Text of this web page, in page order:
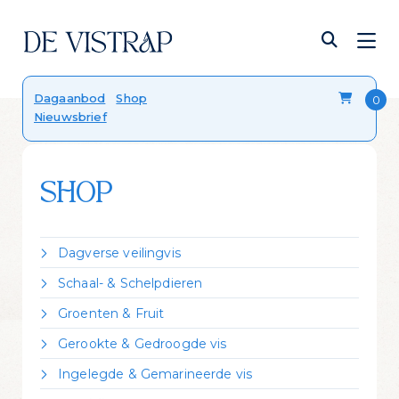
Verser dan vers
Onze viskalender
Blog
Contact
Dagaanbod
Shop
Nieuwsbrief
SHOP
Dagverse veilingvis
Dorade Royal
Forel
Hondshaai
Kabeljauw
Koolvis
Leng
Schaal- & Schelpdieren
Crevettes vannamei gekookt
Garnalen gepeld
Kreeft Canadees levend
Mosselen Zeeuws bodemcultuur
Oester 'Fine de Claire'
Groenten & Fruit
Citroen
Zeekraal
Gerookte & Gedroogde vis
Gerookte forel
Gerookte heilbot
Ingelegde & Gemarineerde vis